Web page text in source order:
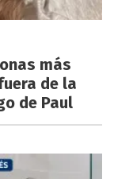
más
de la
de Paul